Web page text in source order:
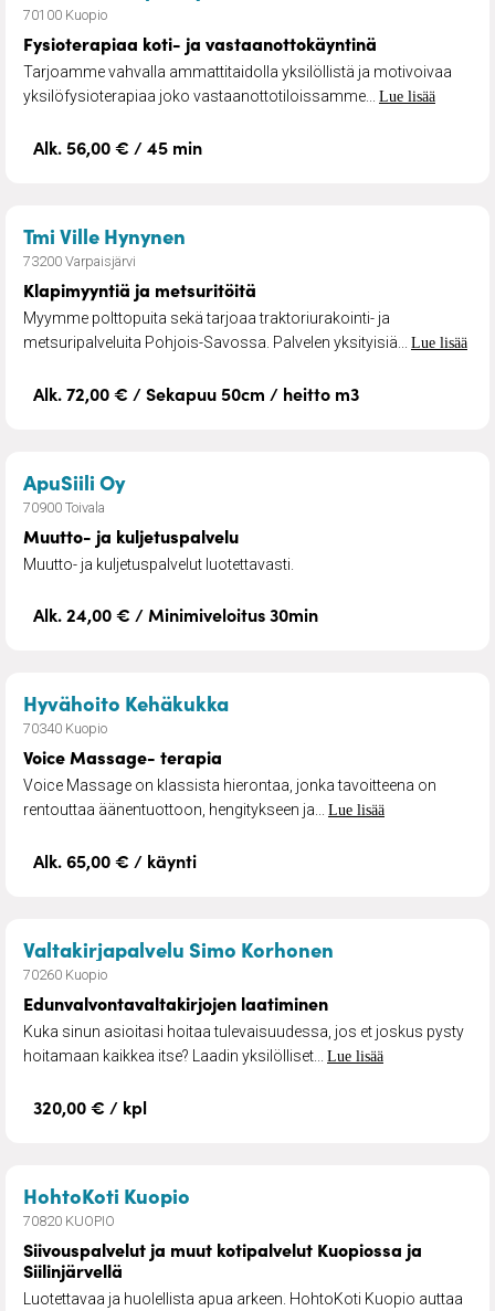
70100 Kuopio
Fysioterapiaa koti- ja vastaanottokäyntinä
Tarjoamme vahvalla ammattitaidolla yksilöllistä ja motivoivaa
yksilöfysioterapiaa joko vastaanottotiloissamme... Lue lisää
Alk. 56,00 € / 45 min
Tmi Ville Hynynen
73200 Varpaisjärvi
Klapimyyntiä ja metsuritöitä
Myymme polttopuita sekä tarjoaa traktoriurakointi- ja
metsuripalveluita Pohjois-Savossa. Palvelen yksityisiä... Lue lisää
Alk. 72,00 € / Sekapuu 50cm / heitto m3
ApuSiili Oy– Muutto- ja kuljetuspalvelu
70900 Toivala
Muutto- ja kuljetuspalvelu
Muutto- ja kuljetuspalvelut luotettavasti.
Alk. 24,00 € / Minimiveloitus 30min
Hyvähoito Kehäkukka– Voice Massage- terapia
70340 Kuopio
Voice Massage- terapia
Voice Massage on klassista hierontaa, jonka tavoitteena on
rentouttaa äänentuottoon, hengitykseen ja... Lue lisää
Alk. 65,00 € / käynti
Valtakirjapalvelu Simo Korhonen
70260 Kuopio
Edunvalvontavaltakirjojen laatiminen
Kuka sinun asioitasi hoitaa tulevaisuudessa, jos et joskus pysty
hoitamaan kaikkea itse? Laadin yksilölliset... Lue lisää
320,00 € / kpl
HohtoKoti Kuopio
70820 KUOPIO
Siivouspalvelut ja muut kotipalvelut Kuopiossa ja
Siilinjärvellä
Luotettavaa ja huolellista apua arkeen. HohtoKoti Kuopio auttaa